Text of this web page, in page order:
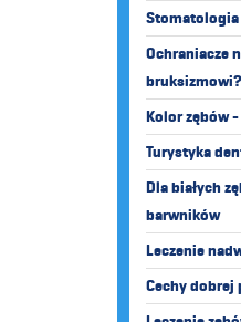
Stomatologia
Ochraniacze
bruksizmowi?
Kolor zębów
Turystyka
Dla białych
barwników
Leczenie
Cechy dobrej